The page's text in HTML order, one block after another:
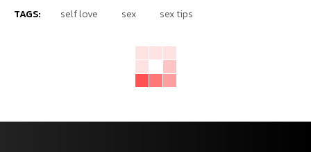
TAGS: self love sex sex tips